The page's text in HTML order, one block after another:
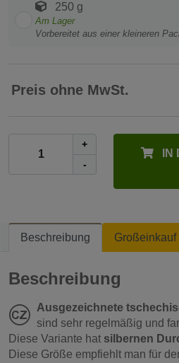
250 g
Am Lager
Vorbereitet aus einer kleineren
Preis ohne MwSt.
+
-
IN
Beschreibung Großeinkauf
Beschreibung
Ausgezeichnete
sind sehr regelmäßig und
Diese Variante hat silbernen
Diese Größe empfiehlt man für